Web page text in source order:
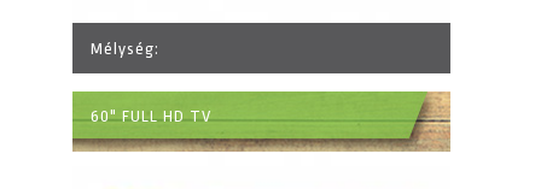
Mélység:
60" FULL HD TV